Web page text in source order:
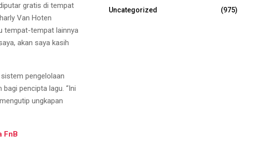
gratis di tempat
Van Hoten
tempat-tempat lainnya
akan saya kasih
pengelolaan
pencipta lagu. “Ini
ungkapan
FnB
Uncategorized
(975)